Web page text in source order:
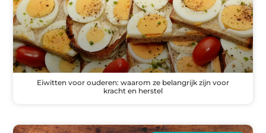
Eiwitten voor ouderen: waarom ze belangrijk zijn voor
kracht en herstel